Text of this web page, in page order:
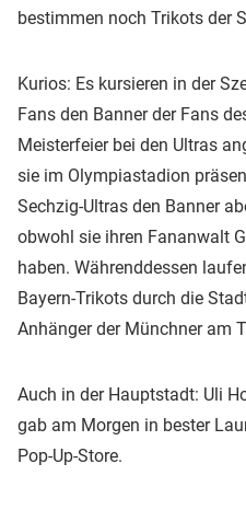
bestimmen noch Trikots der
Kurios: Es kursieren in der
Fans den Banner der Fans
Meisterfeier bei den Ultras
sie im Olympiastadion
Sechzig-Ultras den Banner
obwohl sie ihren Fananwalt
haben. Währenddessen
Bayern-Trikots durch die
Anhänger der Münchner am
Auch in der Hauptstadt: Uli
gab am Morgen in bester
Pop-Up-Store.